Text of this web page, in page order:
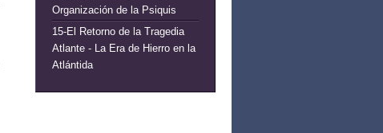
Organización de la Psiquis
15-El Retorno de la Tragedia
Atlante - La Era de Hierro en la
Atlántida